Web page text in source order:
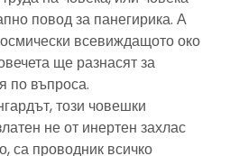
повод за панегирика. А
всевиждащото око
ще разнасят за
по въпроса.
този човешки
не от инертен захлас
са проводник всичко